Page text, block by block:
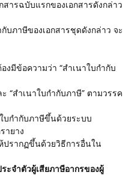
ารฉบับแรกของเอกสารดังกล่าว
บภาษีของเอกสารชุดดังกล่าว จะ
มีข้อความว่า “สำเนาใบกำกับ
“สำเนาใบกำกับภาษี” ตามวรรค
บกำกับภาษีขึ้นด้วยระบบ
ายาง
ปรากฏขึ้นด้วยวิธีการอื่นใน
ะจำตัวผู้เสียภาษีอากรของผู้